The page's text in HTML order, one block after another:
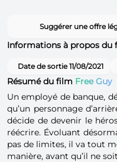
Suggérer une offre
Informations à propos du
Date de sortie 11/08/2021
Résumé du film Free Guy
Un employé de banque,
qu’un personnage
décide de devenir le
réécrire. Évoluant
pas de limites, il va tout
manière, avant qu’il ne